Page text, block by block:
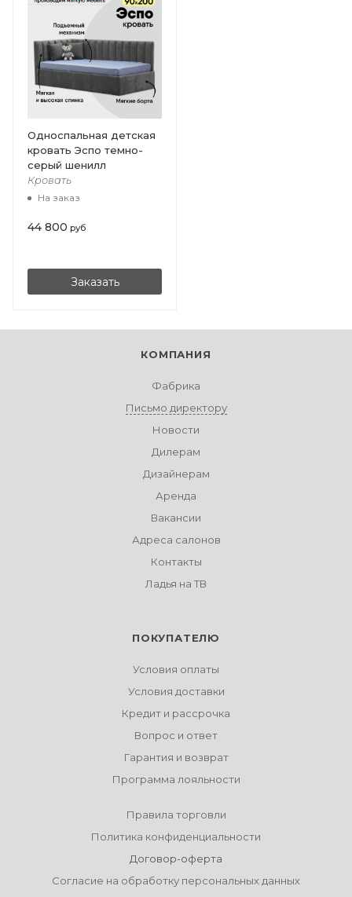
Односпальная детская
кровать Эспо темно-
серый шенилл
Кровать
На заказ
44 800 руб
Заказать
КОМПАНИЯ
Фабрика
Письмо директору
Новости
Дилерам
Дизайнерам
Аренда
Вакансии
Адреса салонов
Контакты
Ладья на ТВ
ПОКУПАТЕЛЮ
Условия оплаты
Условия доставки
Кредит и рассрочка
Вопрос и ответ
Гарантия и возврат
Программа лояльности
Правила торговли
Политика конфиденциальности
Договор-оферта
Согласие на обработку персональных данных